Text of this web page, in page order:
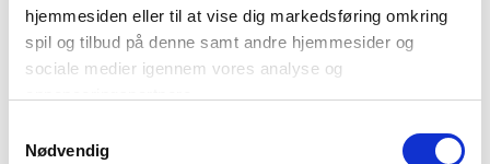
hjemmesiden eller til at vise dig markedsføring omkring
spil og tilbud på denne samt andre hjemmesider og
sociale medier igennem vores analyse og
Du kan læse mere om vores brug af cookies under
Nødvendig